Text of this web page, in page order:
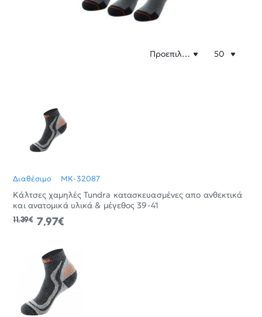
Διαθέσιμο MK-32087
Κάλτσες χαμηλές Tundra κατασκευασμένες απο ανθεκτικά
και ανατομικά υλικά & μέγεθος 39-41
7,97€
11,39€